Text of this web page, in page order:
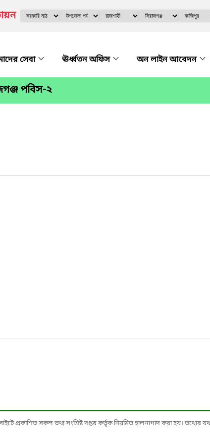
সেবা ঊর্ধ্বতন অফিস অন লাইন আবেদন
পবিস-২
প্রকাশিত সকল তথ্য সংশ্লিষ্ট দপ্তর কর্তৃক নিয়মিত হালনাগাদ করা হয়। তথ্যের